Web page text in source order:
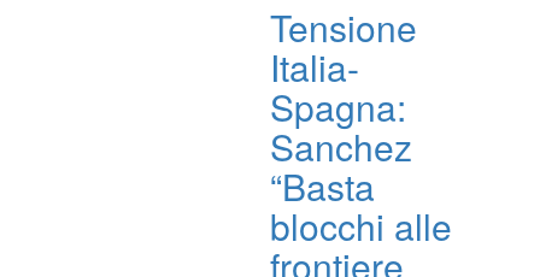
Tensione
Italia-
Spagna:
Sanchez
“Basta
blocchi alle
frontiere